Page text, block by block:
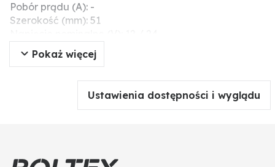
Pobór prądu (A): -
Szerokość (mm): 51
Certyfikat: homologacja typu E
Natężenie dźwięku (dB): 94
Obudowa: z tworzywa sztucznego, kolor czarny
Pokaż więcej
Ustawienia dostępności i wyglądu